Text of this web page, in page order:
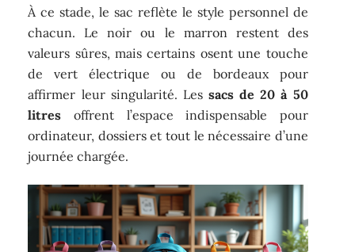
À ce stade, le sac reflète le style personnel de
chacun. Le noir ou le marron restent des
valeurs sûres, mais certains osent une touche
de vert électrique ou de bordeaux pour
affirmer leur singularité. Les sacs de 20 à 50
litres offrent l’espace indispensable pour
ordinateur, dossiers et tout le nécessaire d’une
journée chargée.